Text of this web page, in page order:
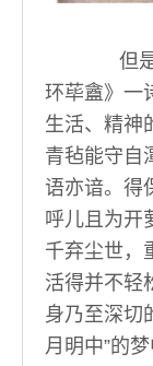
但是
环荜盦》一
生活、精神
青毡能守自
语亦谙。得
呼儿且为开
千弃尘世，
活得并不轻
身乃至深切
月明中”的